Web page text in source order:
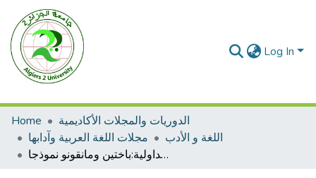
Log In
Home
الدوريات والمجلات الأكاديمية
مجلات اللغة العربية وآدابها
اللغة و الأدب
ملاحظات ومقارنة بين بعض الاتجاهات التداولية:باختين ومانقونو نموذجا